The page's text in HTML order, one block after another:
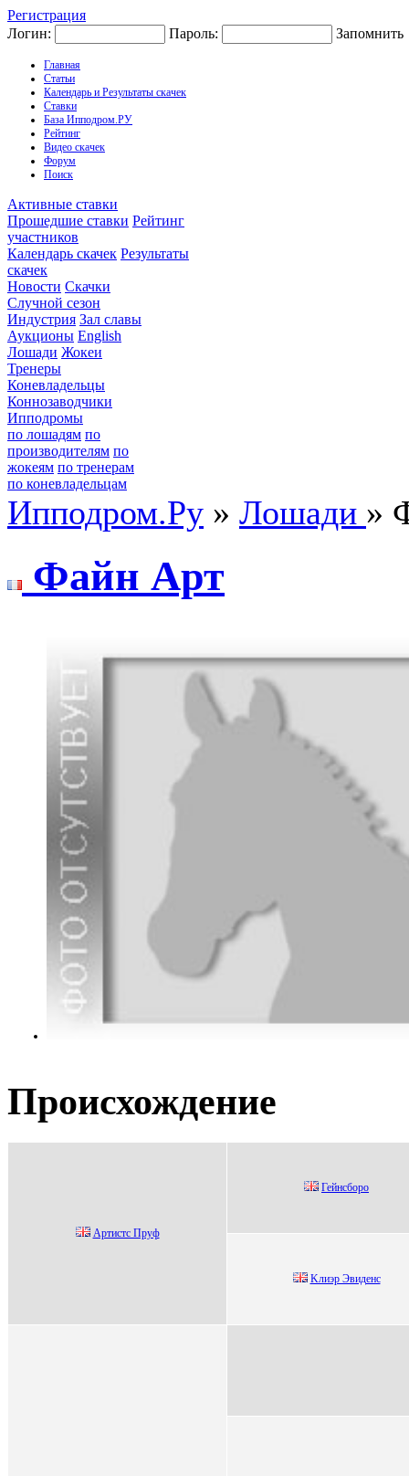
Регистрация
Логин:
Пароль: Запомнить
Главная
Статьи
Календарь и Результаты скачек
Ставки
База Ипподром.РУ
Рейтинг
Видео скачек
Форум
Поиск
Активные ставки
Прошедшие ставки Рейтинг
участников
Календарь скачек Результаты
скачек
Новости Скачки
Случной сезон
Индустрия Зал славы
Аукционы English
Лошади Жокеи
Тренеры
Коневладельцы
Коннозаводчики
Ипподромы
по лошадям по
производителям по
жокеям по тренерам
по коневладельцам
Ипподром.Ру » Лошади »
Файн Aрт
Происхождение
Артиcтc Пруф
Гейнcбоpо
Kлиэр Эвидeнс